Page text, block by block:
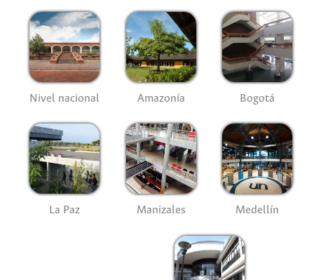
Nivel nacional Amazonía Bogotá
La Paz Manizales Medellín